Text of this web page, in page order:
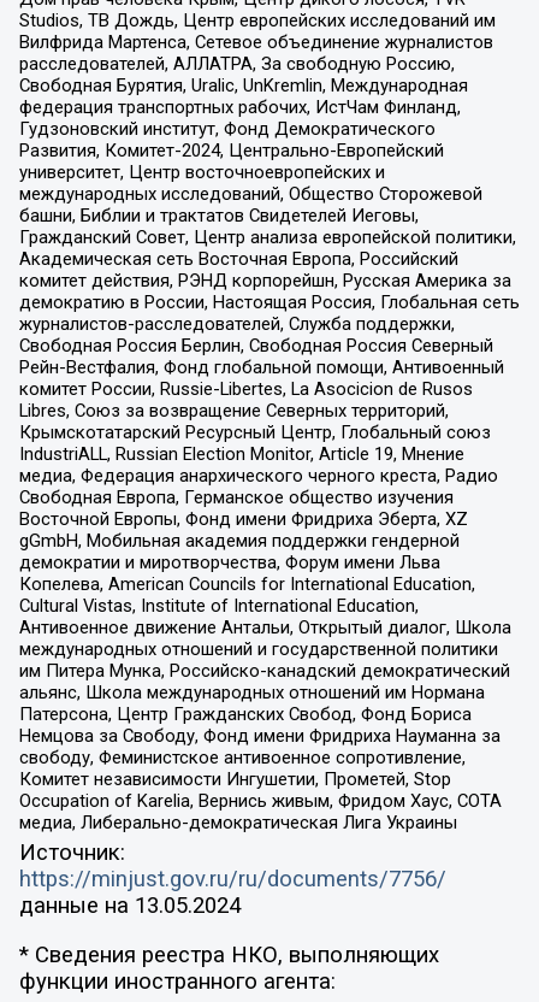
Studios, ТВ Дождь, Центр европейских исследований им
Вилфрида Мартенса, Сетевое объединение журналистов
расследователей, АЛЛАТРА, За свободную Россию,
Свободная Бурятия, Uralic, UnKremlin, Международная
федерация транспортных рабочих, ИстЧам Финланд,
Гудзоновский институт, Фонд Демократического
Развития, Комитет-2024, Центрально-Европейский
университет, Центр восточноевропейских и
международных исследований, Общество Сторожевой
башни, Библии и трактатов Свидетелей Иеговы,
Гражданский Совет, Центр анализа европейской политики,
Академическая сеть Восточная Европа, Российский
комитет действия, РЭНД корпорейшн, Русская Америка за
демократию в России, Настоящая Россия, Глобальная сеть
журналистов-расследователей, Служба поддержки,
Свободная Россия Берлин, Свободная Россия Северный
Рейн-Вестфалия, Фонд глобальной помощи, Антивоенный
комитет России, Russie-Libertes, La Asocicion de Rusos
Libres, Союз за возвращение Северных территорий,
Крымскотатарский Ресурсный Центр, Глобальный союз
IndustriALL, Russian Election Monitor, Article 19, Мнение
медиа, Федерация анархического черного креста, Радио
Свободная Европа, Германское общество изучения
Восточной Европы, Фонд имени Фридриха Эберта, XZ
gGmbH, Мобильная академия поддержки гендерной
демократии и миротворчества, Форум имени Льва
Копелева, American Councils for International Education,
Cultural Vistas, Institute of International Education,
Антивоенное движение Антальи, Открытый диалог, Школа
международных отношений и государственной политики
им Питера Мунка, Российско-канадский демократический
альянс, Школа международных отношений им Нормана
Патерсона, Центр Гражданских Свобод, Фонд Бориса
Немцова за Свободу, Фонд имени Фридриха Науманна за
свободу, Феминистское антивоенное сопротивление,
Комитет независимости Ингушетии, Прометей, Stop
Occupation of Karelia, Вернись живым, Фридом Хаус, СОТА
медиа, Либерально-демократическая Лига Украины
Источник:
https://minjust.gov.ru/ru/documents/7756/
данные на 13.05.2024
* Сведения реестра НКО, выполняющих
функции иностранного агента: